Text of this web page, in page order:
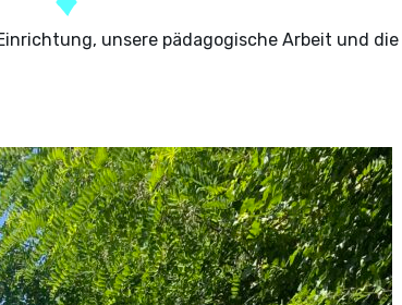
unsere pädagogische Arbeit und